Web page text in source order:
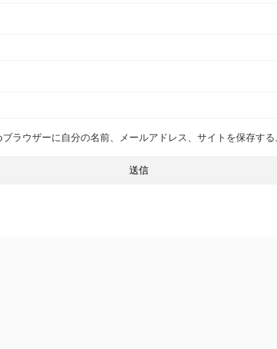
ラウザーに自分の名前、メールアドレス、サイトを保存する